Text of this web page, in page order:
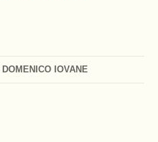
DOMENICO IOVANE